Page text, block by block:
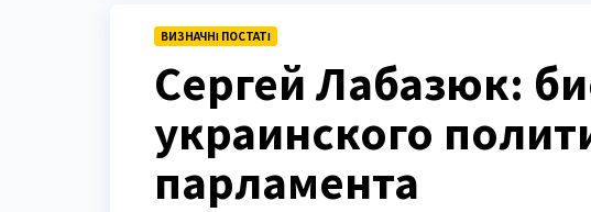
ВИЗНАЧНІ ПОСТАТІ
Сергей Лабазюк:
украинского
парламента